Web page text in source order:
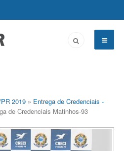
2019 » Entrega de Credenciais -
de Credenciais Matinhos-93